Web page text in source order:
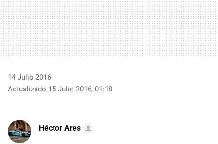
14 Julio 2016
Actualizado 15 Julio 2016, 01:18
Héctor Ares